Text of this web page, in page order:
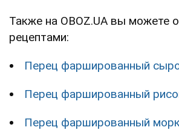
Также на OBOZ.UA вы можете
рецептами:
Перец фаршированный
Перец фаршированный
Перец фаршированный